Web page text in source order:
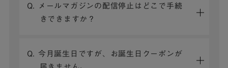
Q. メールマガジンの配信停止はどこで手続
きできますか？
Q. 今月誕生日ですが、お誕生日クーポンが